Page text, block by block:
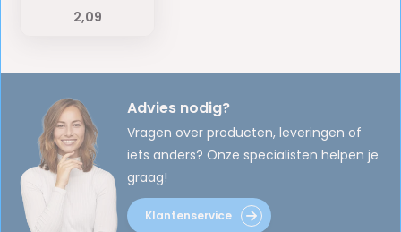
2,09
Advies nodig?
Vragen over producten, leveringen of
iets anders? Onze specialisten helpen je
graag!
Klantenservice